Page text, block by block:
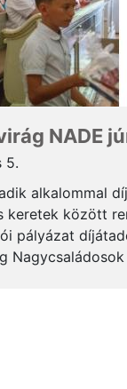
NADE
5.
alkalommal
keretek között
pályázat